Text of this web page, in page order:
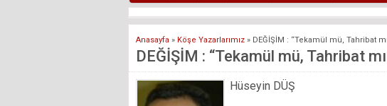
Anasayfa » Köşe Yazarlarımız » DEĞİŞİM : “Tekamül mü, Tahribat
DEĞİŞİM : “Tekamül mü, Tahribat
Hüseyin DÜŞ